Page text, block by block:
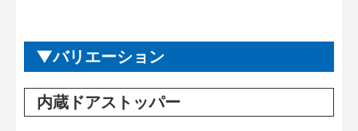
バリエーション
内蔵ドアストッパー